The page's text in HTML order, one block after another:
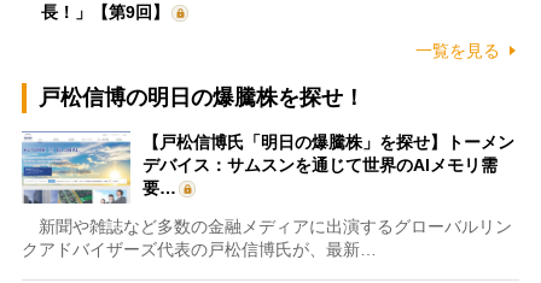
長！」【第9回】
一覧を見る
戸松信博の明日の爆騰株を探せ！
【戸松信博氏「明日の爆騰株」を探せ】トーメン
デバイス：サムスンを通じて世界のAIメモリ需
要…
新聞や雑誌など多数の金融メディアに出演するグローバルリン
クアドバイザーズ代表の戸松信博氏が、最新…